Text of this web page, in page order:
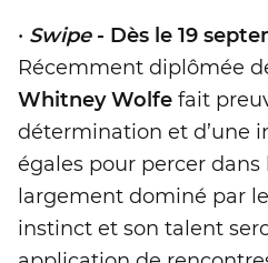
• Swipe- Dès le 19
Récemment diplômée
Whitney Wolfe fait
détermination et d’une
égales pour percer
largement dominé par
instinct et son talent